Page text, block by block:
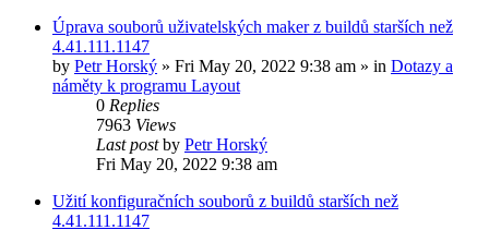
Úprava souborů uživatelských maker z buildů starších než
4.41.111.1147
by Petr Horský » Fri May 20, 2022 9:38 am » in Dotazy a
náměty k programu Layout
0 Replies
7963 Views
Last postby Petr Horský
Fri May 20, 2022 9:38 am
Užití konfiguračních souborů z buildů starších než
4.41.111.1147